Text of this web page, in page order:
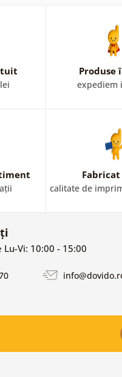
Produse
expediem
Fabricat
calitate de
Vi: 10:00 - 15:00